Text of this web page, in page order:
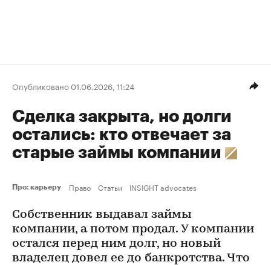
Опубликовано 01.06.2026, 11:24
Сделка закрыта, но долги
остались: кто отвечает за
старые займы компании
Про: карьеру Право Статьи INSIGHT advocates
Собственник выдавал займы
компании, а потом продал. У компании
остался перед ним долг, но новый
владелец довел ее до банкротства. Что